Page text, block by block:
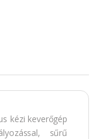
kézi keverőgép
sűrű